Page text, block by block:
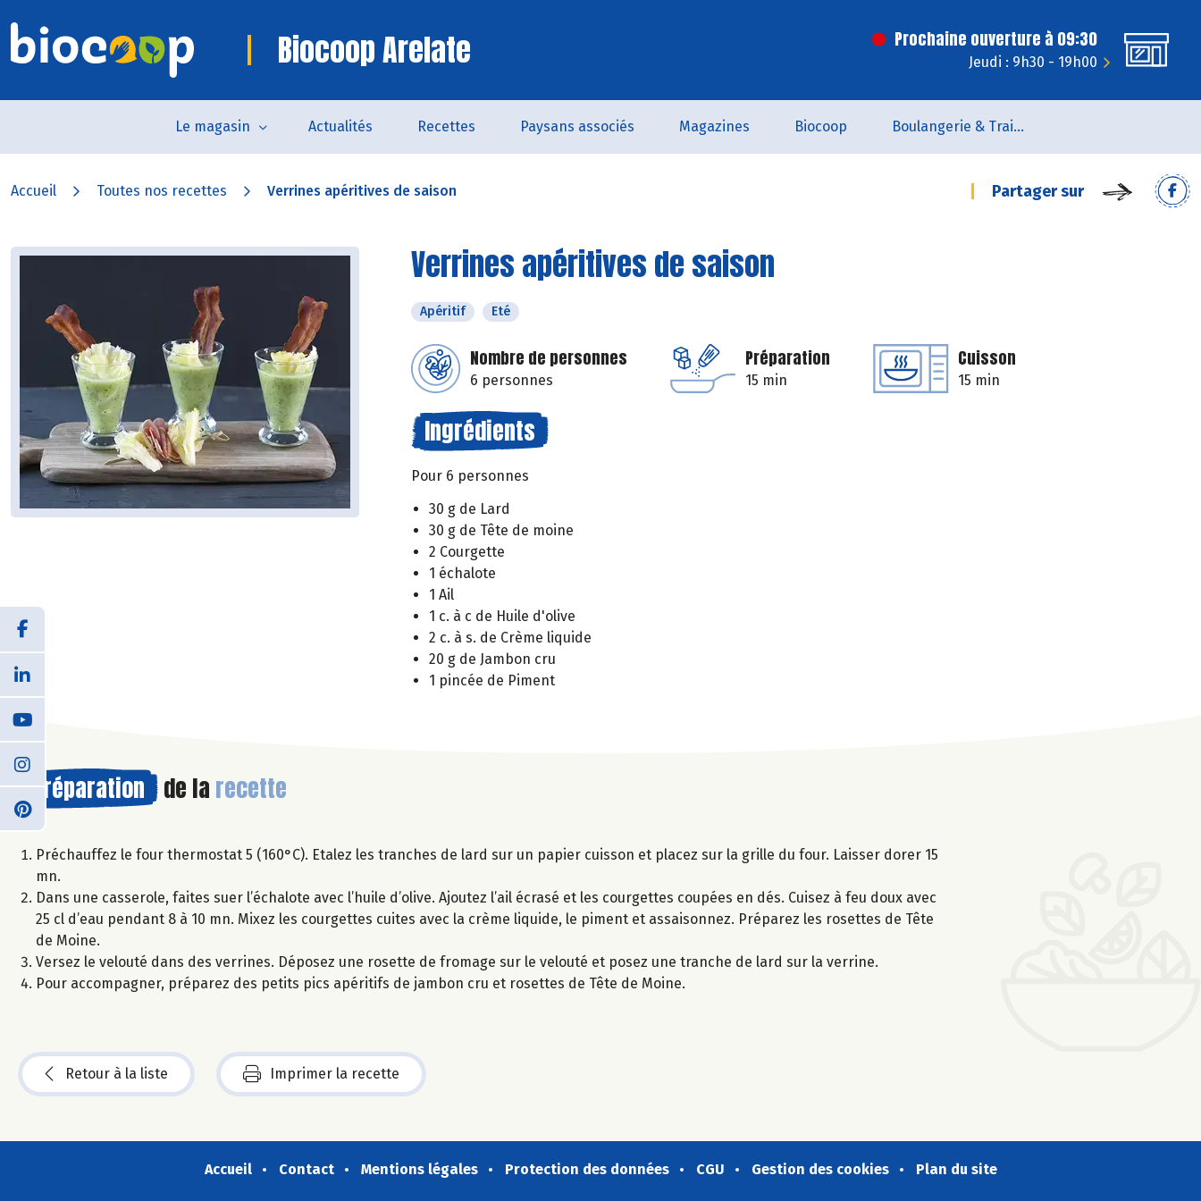
Biocoop Arelate Prochaine ouverture à 09:30
Jeudi : 9h30 - 19h00
Le magasin Actualités Recettes Paysans associés Magazines Biocoop Boulangerie & Traiteur
Accueil Toutes nos recettes Verrines apéritives de saison Partager sur
Verrines apéritives de saison
Apéritif Eté
Nombre de personnes
6 personnes
Préparation
15 min
Cuisson
15 min
Ingrédients
Pour 6 personnes
30 g de Lard
30 g de Tête de moine
2 Courgette
1 échalote
1 Ail
1 c. à c de Huile d'olive
2 c. à s. de Crème liquide
20 g de Jambon cru
1 pincée de Piment
Préparation de la recette
Préchauffez le four thermostat 5 (160°C). Etalez les tranches de lard sur un papier cuisson et placez sur la grille du four. Laisser dorer 15
mn.
Dans une casserole, faites suer l’échalote avec l’huile d’olive. Ajoutez l’ail écrasé et les courgettes coupées en dés. Cuisez à feu doux avec
25 cl d’eau pendant 8 à 10 mn. Mixez les courgettes cuites avec la crème liquide, le piment et assaisonnez. Préparez les rosettes de Tête
de Moine.
Versez le velouté dans des verrines. Déposez une rosette de fromage sur le velouté et posez une tranche de lard sur la verrine.
Pour accompagner, préparez des petits pics apéritifs de jambon cru et rosettes de Tête de Moine.
Retour à la liste Imprimer la recette
Accueil Contact Mentions légales Protection des données CGU Gestion des cookies Plan du site